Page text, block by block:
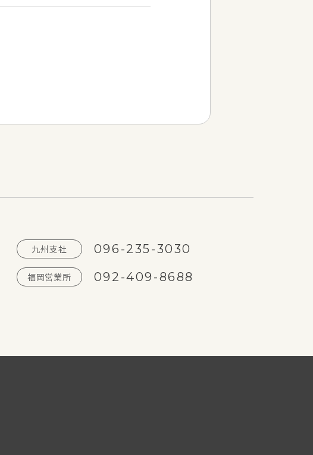
九州支社 096-235-3030
福岡営業所 092-409-8688